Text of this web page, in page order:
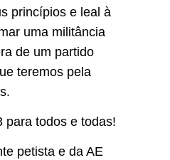
princípios e leal à
uma militância
de um partido
teremos pela
para todos e todas!
petista e da AE